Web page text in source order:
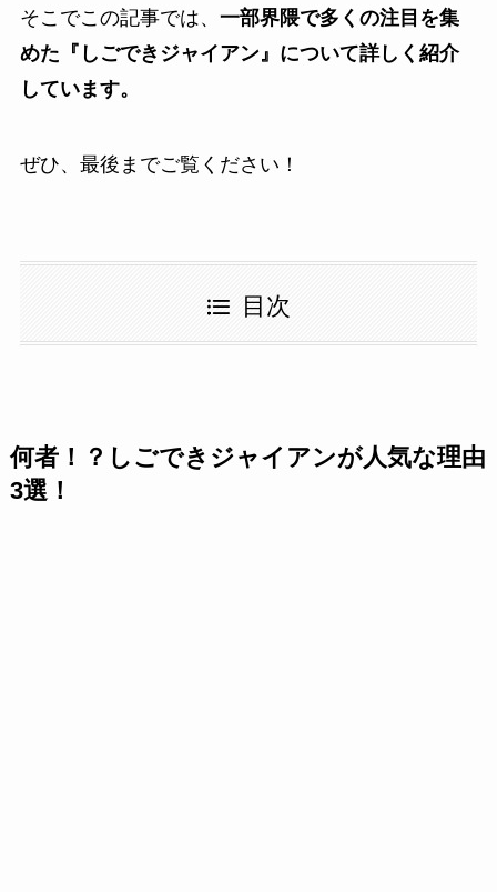
そこでこの記事では、 一部界隈で多くの注目を集
めた『しごできジャイアン』について詳しく紹介
しています。
ぜひ、最後までご覧ください！
目次
何者！？しごできジャイアンが人気な理由
3選！